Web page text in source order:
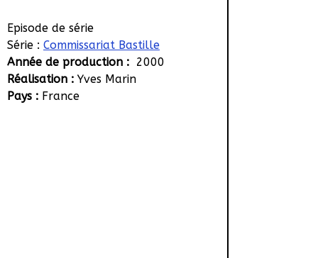
Episode de série
Série : Commissariat Bastille
Année de production : 2000
Réalisation : Yves Marin
Pays : France